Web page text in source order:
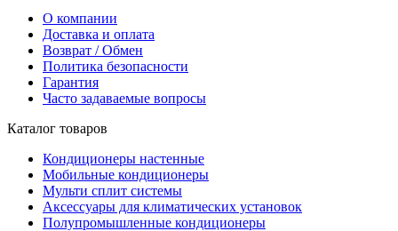
О компании
Доставка и оплата
Возврат / Обмен
Политика безопасности
Гарантия
Часто задаваемые вопросы
Каталог товаров
Кондиционеры настенные
Мобильные кондиционеры
Мульти сплит системы
Аксессуары для климатических установок
Полупромышленные кондиционеры